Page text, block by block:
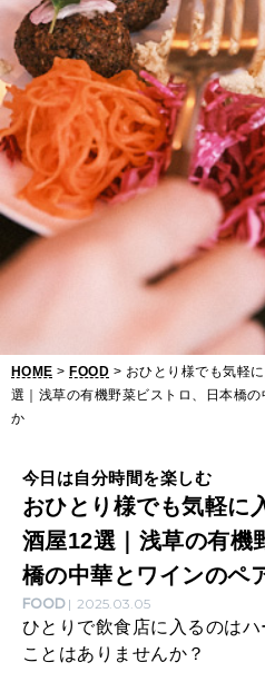
入
れ
る
オ
ス
ス
メ
の
居
酒
屋
1
選
｜
浅
草
の
HOME >FOOD > おひとり様でも気軽
選｜浅草の有機野菜ビストロ、日本橋
か
今日は自分時間を楽しむ
おひとり様でも気軽に
酒屋12選｜浅草の有機
橋の中華とワインのペ
FOOD 2025.03.05
ひとりで飲食店に入るのは
ことはありませんか？